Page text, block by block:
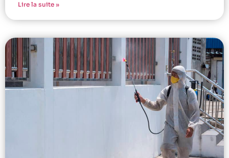
Lire la suite »